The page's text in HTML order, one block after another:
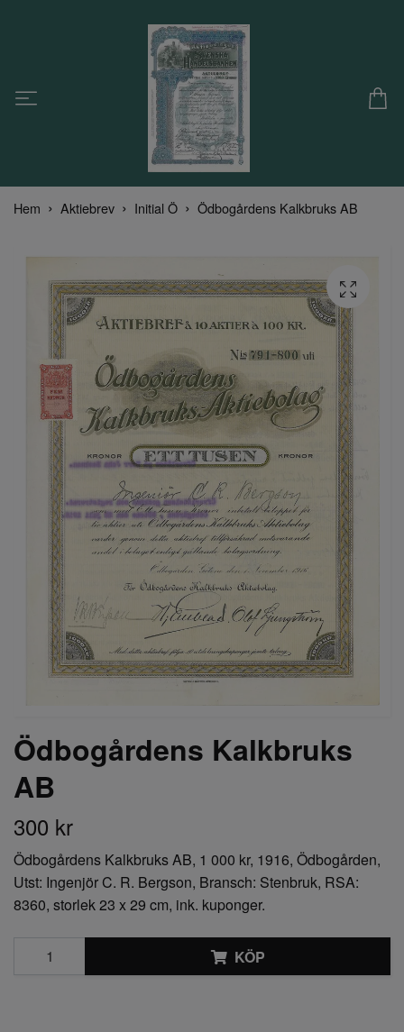
Hem Aktiebrev Initial Ö Ödbogårdens Kalkbruks AB
Ödbogårdens Kalkbruks
AB
300 kr
Ödbogårdens Kalkbruks AB, 1 000 kr, 1916, Ödbogården,
Utst: Ingenjör C. R. Bergson, Bransch: Stenbruk, RSA:
8360, storlek 23 x 29 cm, ink. kuponger.
KÖP